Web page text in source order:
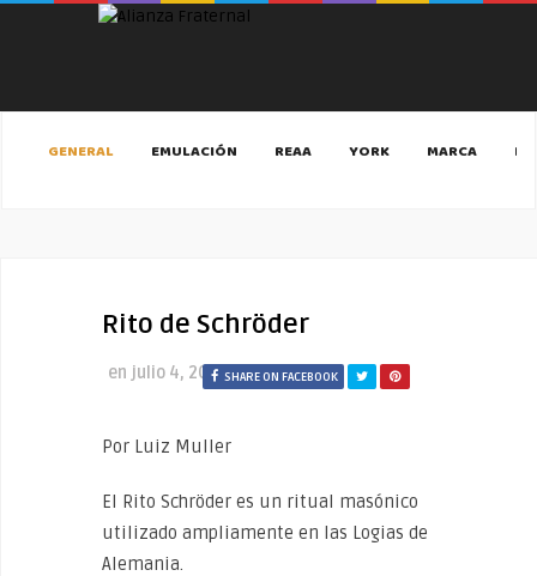
GENERAL EMULACIÓN REAA YORK MARCA
Rito de Schröder
en julio 4, 2020SHARE ON FACEBOOK
Por Luiz Muller
El Rito Schröder es un ritual masónico
utilizado ampliamente en las Logias de
Alemania.